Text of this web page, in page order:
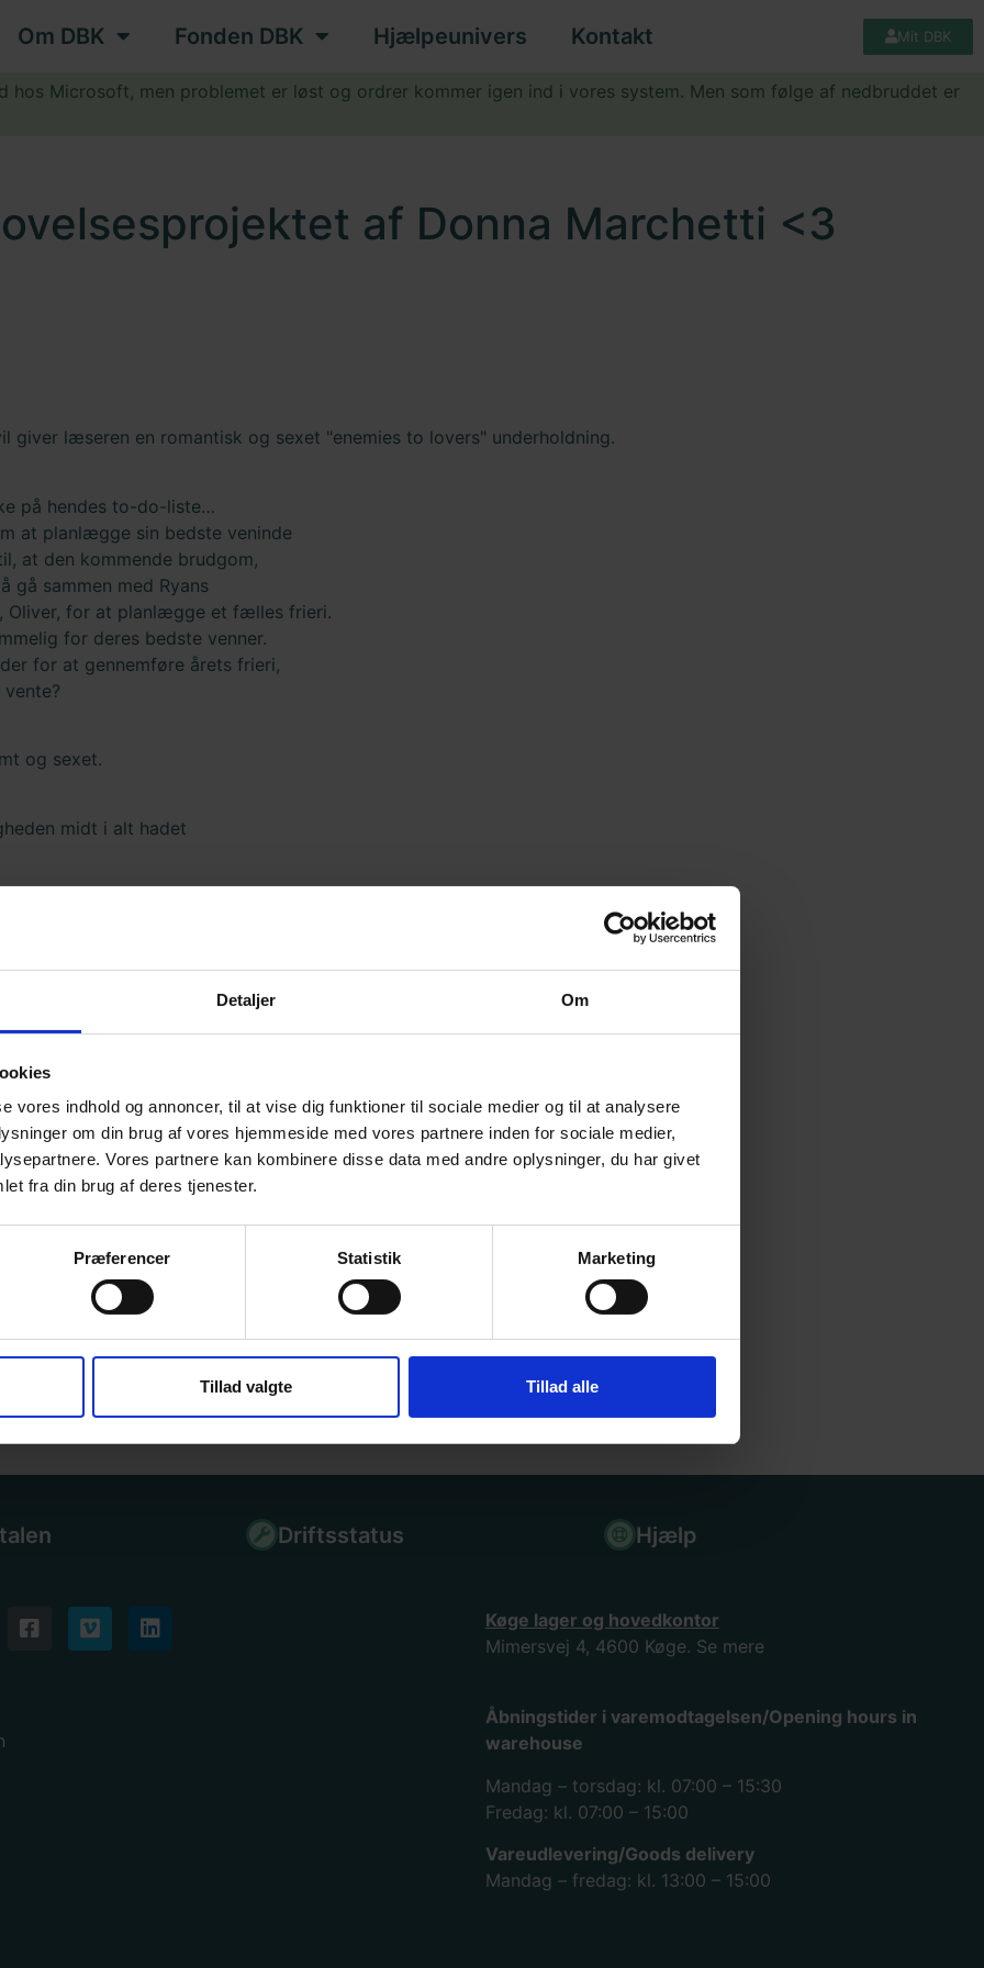
Detaljer Om
vores indhold og annoncer, til at vise dig funktioner til sociale medier og til at analysere
om din brug af vores hjemmeside med vores partnere inden for sociale medier,
Vores partnere kan kombinere disse data med andre oplysninger, du har givet
fra din brug af deres tjenester.
Præferencer Statistik Marketing
Tillad valgte Tillad alle
Om DBK Fonden DBK Hjælpeunivers Kontakt Mit DBK
hos Microsoft, men problemet er løst og ordrer kommer igen ind i vores system. Men som følge af nedbruddet er
af Donna Marchetti <3
læseren en romantisk og sexet "enemies to lovers" underholdning.
på hendes to-do-liste…
at planlægge sin bedste veninde
at den kommende brudgom,
gå sammen med Ryans
Oliver, for at planlægge et fælles frieri.
for deres bedste venner.
for at gennemføre årets frieri,
og sexet.
midt i alt hadet
to lovers" roman. Det er ikke alt for
oversat til over 12 sprog, og var
i New York med sin mand, to døtre og tre hunde.
hej@forlagetfalco.dk
Driftsstatus Hjælp
Køge lager og hovedkontor
Mimersvej 4, 4600 Køge. Se mere
Åbningstider i varemodtagelsen/Opening hours in
warehouse
Mandag – torsdag: kl. 07:00 – 15:30
Fredag: kl. 07:00 – 15:00
Vareudlevering/Goods delivery
Mandag – fredag: kl. 13:00 – 15:00